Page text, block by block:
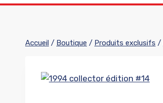
Accueil / Boutique / Produits exclusifs /